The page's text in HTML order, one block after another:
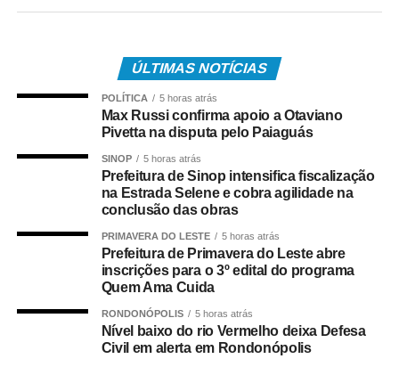
Além de contribuir para uma cidade mais bonita e bem
cuidada, a iniciativa busca conscientizar a população
públicos e incentivar a responsabilidade compartilhada
entre o município e a comunidade.
Podem participar do programa empresas, pessoas
jurídicas de direito público ou privado, associações de
moradores, sociedades civis organizadas, clubes de
serviço, centros comunitários, entidades do setor
econômico e demais interessados que atendam aos
ÚLTIMAS NOTÍCIAS
POLÍTICA 5 horas atrás
Max Russi confirma apoio a Otaviano
Pivetta na disputa pelo Paiaguás
SINOP 5 horas atrás
Prefeitura de Sinop intensifica fiscalização
na Estrada Selene e cobra agilidade na
conclusão das obras
PRIMAVERA DO LESTE 5 horas atrás
Prefeitura de Primavera do Leste abre
inscrições para o 3º edital do programa
Quem Ama Cuida
RONDONÓPOLIS 5 horas atrás
Nível baixo do rio Vermelho deixa Defesa
Civil em alerta em Rondonópolis